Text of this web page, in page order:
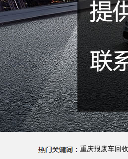
重庆报废车回